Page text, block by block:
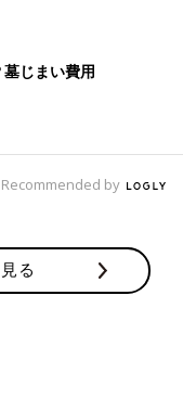
じまい費用
Recommended by
る